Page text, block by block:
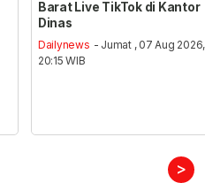
Barat Live TikTok di Kantor
Dinas
Dailynews - Jumat , 07 Aug 2026,
20:15 WIB
>